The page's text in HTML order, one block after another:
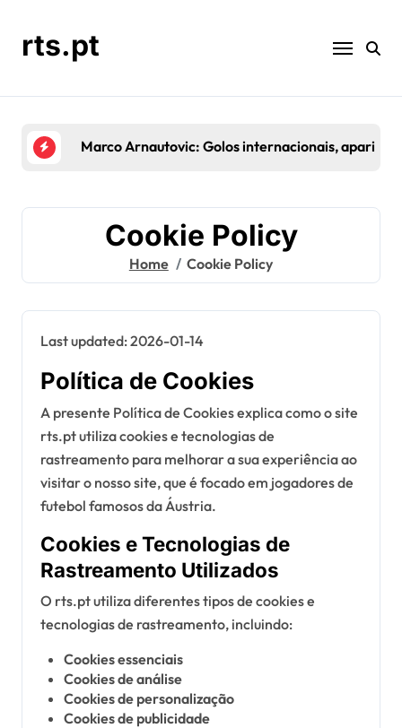
contentrts.pt
Marco Arnautovic: Golos internacionais,
Cookie Policy
Home Cookie Policy
Last updated: 2026-01-14
Política de Cookies
A presente Política de Cookies explica como o site
rts.pt utiliza cookies e tecnologias de
rastreamento para melhorar a sua experiência ao
visitar o nosso site, que é focado em jogadores de
futebol famosos da Áustria.
Cookies e Tecnologias de
Rastreamento Utilizados
O rts.pt utiliza diferentes tipos de cookies e
tecnologias de rastreamento, incluindo:
Cookies essenciais
Cookies de análise
Cookies de personalização
Cookies de publicidade